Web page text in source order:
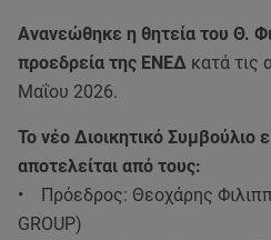
Ανανεώθηκε η θητεία του Θ.
προεδρεία της ΕΝΕΔ κατά τις
Μαΐου 2026.
Το νέο Διοικητικό Συμβούλιο
αποτελείται από τους:
• Πρόεδρος: Θεοχάρης
GROUP)